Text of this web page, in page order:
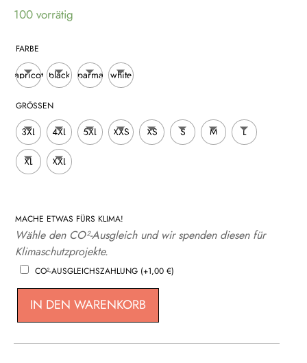
100 vorrätig
FARBE
apricot black parma white
GRÖSSEN
3XL 4XL 5XL XXS XS S M L
XL XXL
MACHE ETWAS FÜRS KLIMA!
Wähle den CO²-Ausgleich und wir spenden diesen für
Klimaschutzprojekte.
CO²-AUSGLEICHSZAHLUNG (+1,00 €)
STATEMENT
MENGE
IN DEN WARENKORB